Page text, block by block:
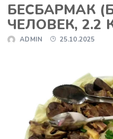
БЕСБАРМАК
ЧЕЛОВЕК, 2.2
ADMIN 25.10.2025